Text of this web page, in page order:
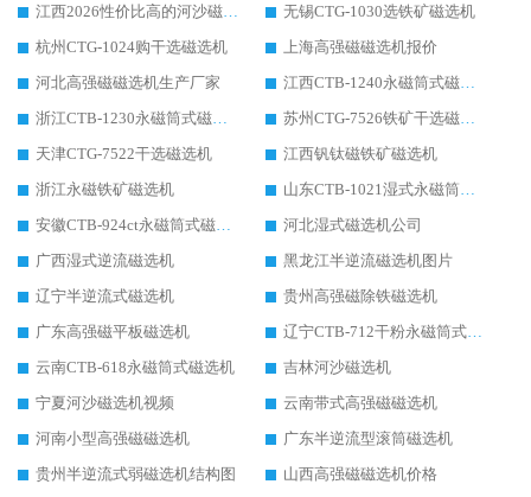
江西2026性价比高的河沙磁选机生产厂家工作原理(通俗 + 专业双版，适配产品文案/介绍使用)
无锡CTG-1030选铁矿磁选机
杭州CTG-1024购干选磁选机
上海高强磁磁选机报价
河北高强磁磁选机生产厂家
江西CTB-1240永磁筒式磁选机厂家
浙江CTB-1230永磁筒式磁选机生产厂家
苏州CTG-7526铁矿干选磁选机
天津CTG-7522干选磁选机
江西钒钛磁铁矿磁选机
浙江永磁铁矿磁选机
山东CTB-1021湿式永磁筒式磁选机
安徽CTB-924ct永磁筒式磁选机
河北湿式磁选机公司
广西湿式逆流磁选机
黑龙江半逆流磁选机图片
辽宁半逆流式磁选机
贵州高强磁除铁磁选机
广东高强磁平板磁选机
辽宁CTB-712干粉永磁筒式磁选机
云南CTB-618永磁筒式磁选机
吉林河沙磁选机
宁夏河沙磁选机视频
云南带式高强磁磁选机
河南小型高强磁磁选机
广东半逆流型滚筒磁选机
贵州半逆流式弱磁选机结构图
山西高强磁磁选机价格